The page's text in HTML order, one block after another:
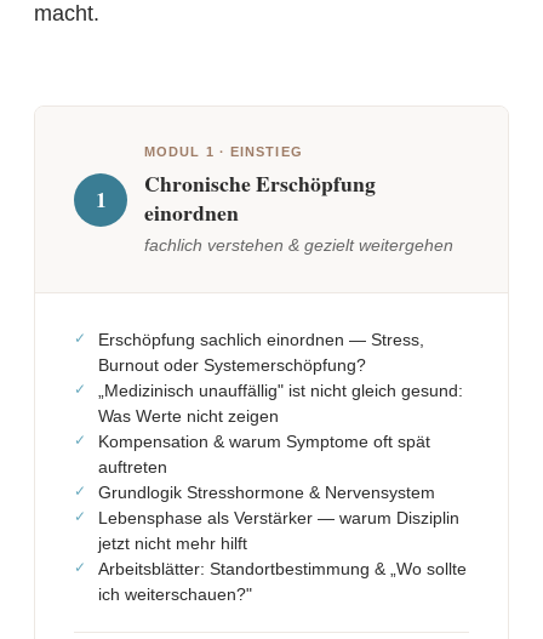
macht.
1
MODUL 1 · EINSTIEG
Chronische Erschöpfung
einordnen
fachlich verstehen & gezielt weitergehen
Erschöpfung sachlich einordnen — Stress,
Burnout oder Systemerschöpfung?
„Medizinisch unauffällig" ist nicht gleich gesund:
Was Werte nicht zeigen
Kompensation & warum Symptome oft spät
auftreten
Grundlogik Stresshormone & Nervensystem
Lebensphase als Verstärker — warum Disziplin
jetzt nicht mehr hilft
Arbeitsblätter: Standortbestimmung & „Wo sollte
ich weiterschauen?"